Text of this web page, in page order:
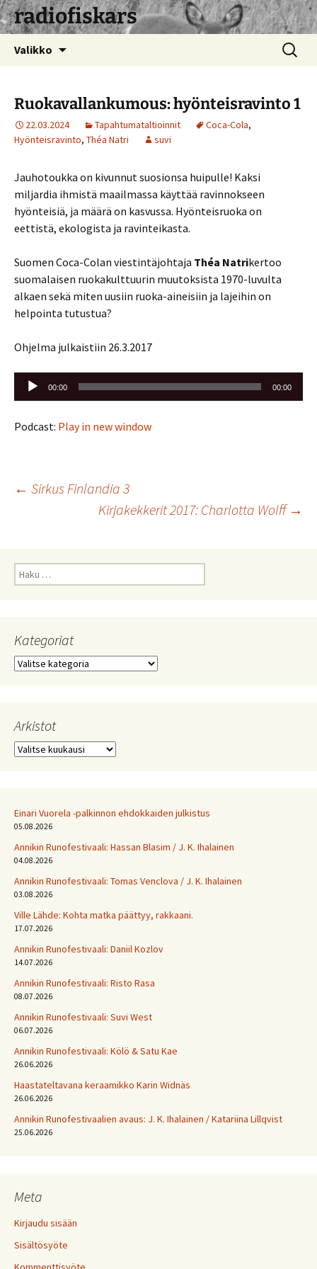
radiofiskars
Valikko Haku:
Ruokavallankumous: hyönteisravinto 1
22.03.2024 Tapahtumataltioinnit Coca-Cola,
Hyönteisravinto, Théa Natri suvi
Jauhotoukka on kivunnut suosionsa huipulle! Kaksi
miljardia ihmistä maailmassa käyttää ravinnokseen
hyönteisiä, ja määrä on kasvussa. Hyönteisruoka on
eettistä, ekologista ja ravinteikasta.
Suomen Coca-Colan viestintäjohtaja Théa Natrikertoo
suomalaisen ruokakulttuurin muutoksista 1970-luvulta
alkaen sekä miten uusiin ruoka-aineisiin ja lajeihin on
helpointa tutustua?
Ohjelma julkaistiin 26.3.2017
Äänitoistin
00:00 00:00
Podcast: Play in new window
Artikkelien
← Sirkus Finlandia 3
Kirjakekkerit 2017: Charlotta Wolff →
Haku:
Kategoriat
Kategoriat
Arkistot
Arkistot
Einari Vuorela -palkinnon ehdokkaiden julkistus
05.08.2026
Annikin Runofestivaali: Has­san Bla­sim / J. K. Ihalainen
04.08.2026
Annikin Runofestivaali: Tomas Venclova / J. K. Ihalainen
03.08.2026
Ville Lähde: Kohta matka päättyy, rakkaani.
17.07.2026
Annikin Runofestivaali: Daniil Kozlov
14.07.2026
Annikin Runofestivaali: Risto Rasa
08.07.2026
Annikin Runofestivaali: Suvi West
06.07.2026
Annikin Runofestivaali: Kölö & Satu Kae
26.06.2026
Haastateltavana keraamikko Karin Widnäs
26.06.2026
Annikin Runofestivaalien avaus: J. K. Ihalainen / Katariina Lillqvist
25.06.2026
Meta
Kirjaudu sisään
Sisältösyöte